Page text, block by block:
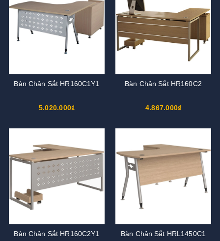
Bàn Chân Sắt HR160C1Y1
5.020.000₫
Bàn Chân Sắt HR160C2
4.867.000₫
Bàn Chân Sắt HR160C2Y1 Bàn Chân Sắt HRL1450C1